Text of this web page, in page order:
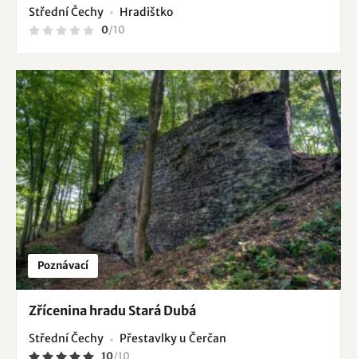
Střední Čechy Hradištko
0/10
Poznávací
Zřícenina hradu Stará Dubá
Střední Čechy Přestavlky u Čerčan